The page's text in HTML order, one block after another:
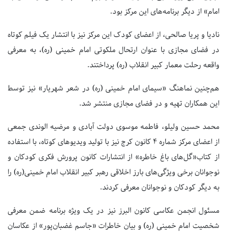
امام» از دیگر برنامه‌های این مرکز بود.
نادیا و پریا صالحی، از اعضای کودک این مرکز نیز با انتشار یک فیلم کوتاه
در فضای مجازی با عنوان ارتحال ملکوتی امام خمینی (ره)، به معرفی
واقعه رحلت معمار کبیر انقلاب (ره) پرداختند.
هم‌چنین نماهنگ «سیمای امام خمینی (ره) در شعر شهریار» نیز توسط
این همکاران تهیه و در فضای مجازی منتشر شد.
محمد حسین ولیلو، فاطمه موسوی دولت آبادی و مرضیه الوندی جمعی
از اعضای مرکز شماره ۴ کانون کرج نیز با تولید ویدیوهای کوتاه، با استفاده
از کتاب«گل‌های باغ خاطره» از انتشارات کانون پرورش فکری کودکان و
نوجوانان برخی ویژگی‌های بارز اخلاقی رهبر کبیر انقلاب امام خمینی(ره) را
به دیگر کودکان و نوجوانان معرفی کردند.
مسئول انجمن عکاسی کانون البرز نیز در یک ویژه برنامه ضمن معرفی
شخصیت امام خمینی (ره) و بیان خاطرات «جاسم غضبان‌پور» از عکاسان